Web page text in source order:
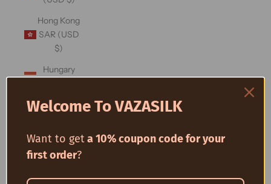
Hong Kong
SAR (USD
$)
Hungary
Iceland
India (USD
$)
Welcome To VAZASILK
Want to geta 10% coupon code for your
first order?